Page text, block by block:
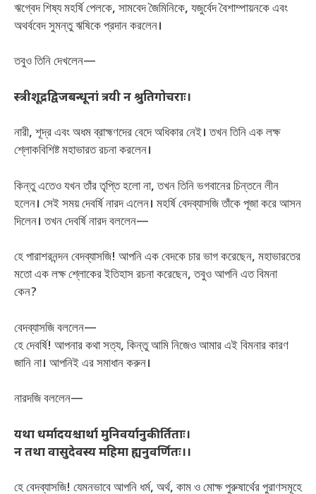
ঋগ্বেদ শিষ্য মহর্ষি পেলকে, সামবেদ জৈমিনিকে, যজুর্বেদ বৈশাম্পায়নকে এবং
অথর্ববেদ সুমন্তু ঋষিকে প্রদান করলেন।
তবুও তিনি দেখলেন—
स्त्रीशूद्रद्विजबन्धूनां त्रयी न श्रुतिगोचराः।
নারী, শূদ্র এবং অধম ব্রাহ্মণদের বেদে অধিকার নেই। তখন তিনি এক লক্ষ
শ্লোকবিশিষ্ট মহাভারত রচনা করলেন।
কিন্তু এতেও যখন তাঁর তৃপ্তি হলো না, তখন তিনি ভগবানের চিন্তনে লীন
হলেন। সেই সময় দেবর্ষি নারদ এলেন। মহর্ষি বেদব্যাসজি তাঁকে পূজা করে আসন
দিলেন। তখন দেবর্ষি নারদ বললেন—
হে পারাশরনন্দন বেদব্যাসজি! আপনি এক বেদকে চার ভাগ করেছেন, মহাভারতের
মতো এক লক্ষ শ্লোকের ইতিহাস রচনা করেছেন, তবুও আপনি এত বিমনা
কেন?
বেদব্যাসজি বললেন—
হে দেবর্ষি! আপনার কথা সত্য, কিন্তু আমি নিজেও আমার এই বিমনার কারণ
জানি না। আপনিই এর সমাধান করুন।
নারদজি বললেন—
यथा धर्मादयश्चार्था मुनिवर्यानुकीर्तिताः।
न तथा वासुदेवस्य महिमा ह्यनुवर्णितः।।
হে বেদব্যাসজি! যেমনভাবে আপনি ধর্ম, অর্থ, কাম ও মোক্ষ পুরুষার্থের পুরাণসমূহে